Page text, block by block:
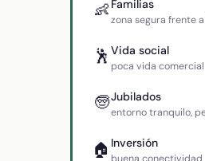
👶 Familias
zona segura frente
🕺 Vida social
poca vida comercial
🧓Jubilados
entorno tranquilo,
🏠 Inversión